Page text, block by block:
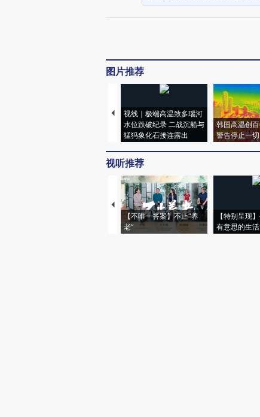
图片推荐
视线｜极端高温致多瑙河
水位跌破纪录 二战沉船与
猛犸象化石接连露出
韩国高温创
警告停止一
视听推荐
【不唯一答案】不止“养
老”
【特别呈现
有意思的生